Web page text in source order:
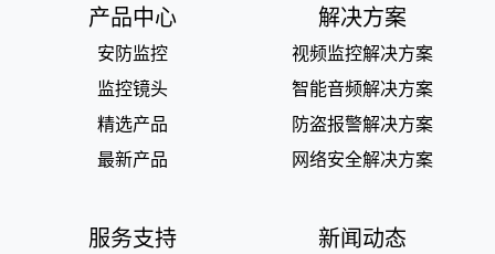
产品中心
安防监控
监控镜头
精选产品
最新产品
解决方案
视频监控解决方案
智能音频解决方案
防盗报警解决方案
网络安全解决方案
服务支持 新闻动态